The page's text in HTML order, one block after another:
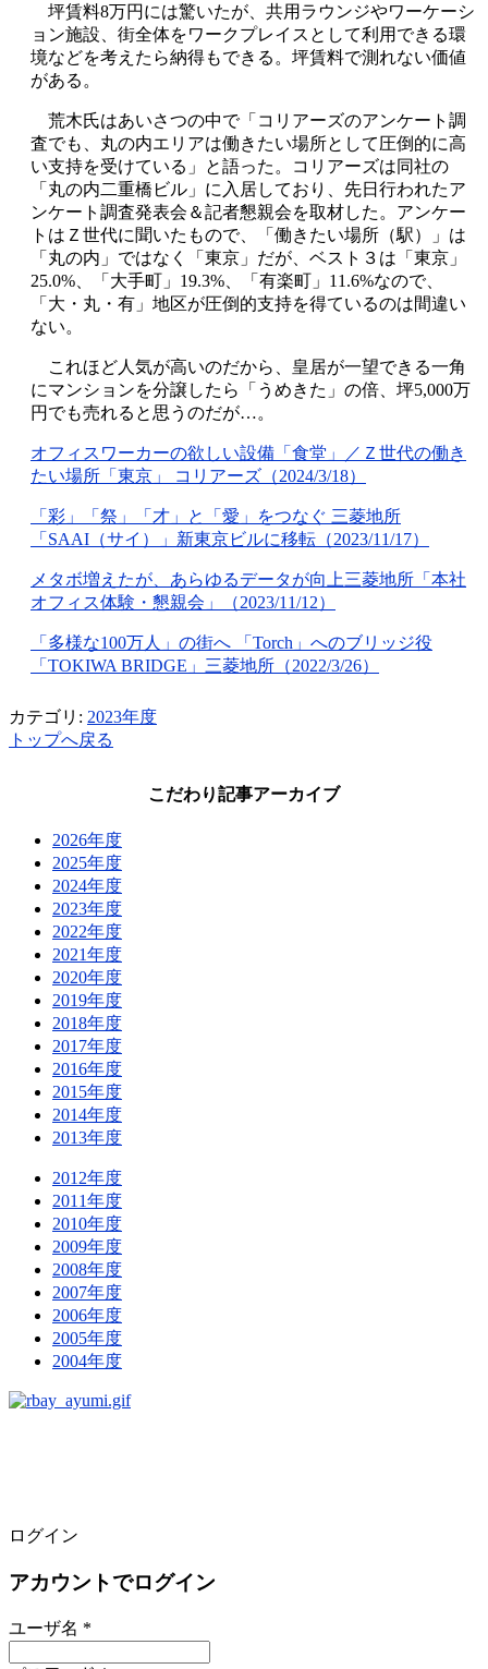
坪賃料8万円には驚いたが、共用ラウンジやワーケーシ
ョン施設、街全体をワークプレイスとして利用できる環
境などを考えたら納得もできる。坪賃料で測れない価値
がある。
荒木氏はあいさつの中で「コリアーズのアンケート調
査でも、丸の内エリアは働きたい場所として圧倒的に高
い支持を受けている」と語った。コリアーズは同社の
「丸の内二重橋ビル」に入居しており、先日行われたア
ンケート調査発表会＆記者懇親会を取材した。アンケー
トはＺ世代に聞いたもので、「働きたい場所（駅）」は
「丸の内」ではなく「東京」だが、ベスト３は「東京」
25.0% 、「大手町」 19.3% 、「有楽町」 11.6%なので、
「大・丸・有」地区が圧倒的支持を得ているのは間違い
ない。
これほど人気が高いのだから、皇居が一望できる一角
にマンションを分譲したら「うめきた」の倍、坪5,000万
円でも売れると思うのだが…。
オフィスワーカーの欲しい設備「食堂」／Ｚ世代の働き
たい場所「東京」
コリアーズ （2024/3/18）
「彩」「祭」「才」と「愛」をつなぐ 三菱地所
「SAAI （サイ）」新東京ビルに移転 （2023/11/17）
メタボ増えたが、あらゆるデータが向上三菱地所 「本社
オフィス体験・懇親会」
（2023/11/12）
「多様な100万人」の街へ 「Torch 」へのブリッジ役
「TOKIWA BRIDGE 」 三菱地所 （2022/3/26）
カテゴリ: 2023年度
トップへ戻る
こだわり記事アーカイブ
2026年度
2025年度
2024年度
2023年度
2022年度
2021年度
2020年度
2019年度
2018年度
2017年度
2016年度
2015年度
2014年度
2013年度
2012年度
2011年度
2010年度
2009年度
2008年度
2007年度
2006年度
2005年度
2004年度
ログイン
アカウントでログイン
ユーザ名 *